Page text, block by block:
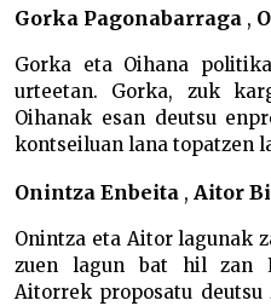
Gorka Pagonabarraga ,
Gorka eta Oihana
urteetan. Gorka, zuk
Oihanak esan deutsu
kontseiluan lana topatzen
Onintza Enbeita , Aitor
Onintza eta Aitor lagunak
zuen lagun bat hil zan
Aitorrek proposatu